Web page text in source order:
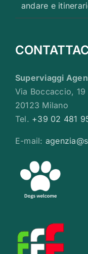
andare e
Superviaggi
Via Boccaccio, 19
20123 Milano
Tel. +39 02 481
E-mail: